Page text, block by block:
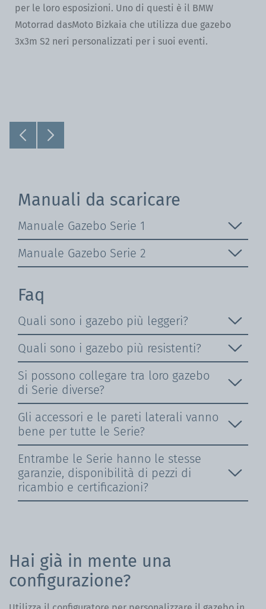
per le loro esposizioni. Uno di questi è il BMW
Motorrad dasMoto Bizkaia che utilizza due gazebo
3x3m S2 neri personalizzati per i suoi eventi.
Manuali da scaricare
Manuale Gazebo Serie 1
Manuale Gazebo Serie 2
Faq
Quali sono i gazebo più leggeri?
Quali sono i gazebo più resistenti?
Si possono collegare tra loro gazebo
di Serie diverse?
Gli accessori e le pareti laterali vanno
bene per tutte le Serie?
Entrambe le Serie hanno le stesse
garanzie, disponibilità di pezzi di
ricambio e certificazioni?
Hai già in mente una
configurazione?